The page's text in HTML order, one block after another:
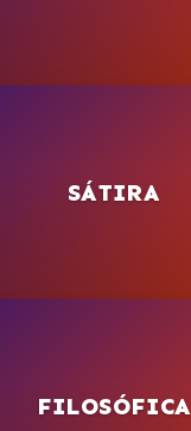
SÁTIRA
FILOSÓFICA